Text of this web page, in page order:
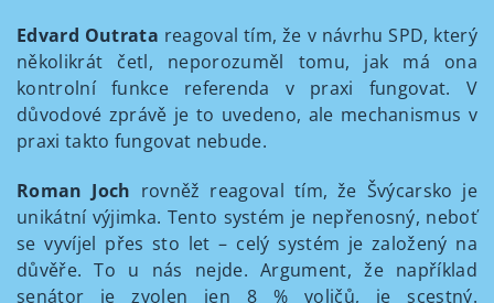
Edvard Outrata reagoval tím, že v návrhu SPD, který
několikrát četl, neporozuměl tomu, jak má ona
kontrolní funkce referenda v praxi fungovat. V
důvodové zprávě je to uvedeno, ale mechanismus v
praxi takto fungovat nebude.
Roman Joch rovněž reagoval tím, že Švýcarsko je
unikátní výjimka. Tento systém je nepřenosný, neboť
se vyvíjel přes sto let – celý systém je založený na
důvěře. To u nás nejde. Argument, že například
senátor je zvolen jen 8 % voličů, je scestný.